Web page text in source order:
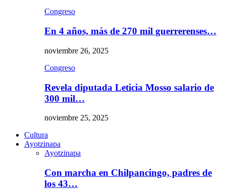
Congreso
En 4 años, más de 270 mil guerrerenses…
noviembre 26, 2025
Congreso
Revela diputada Leticia Mosso salario de
300 mil…
noviembre 25, 2025
Cultura
Ayotzinapa
Ayotzinapa
Con marcha en Chilpancingo, padres de
los 43…